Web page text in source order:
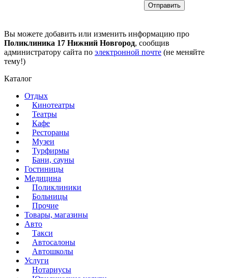
Вы можете добавить или изменить информацию про
Поликлиника 17 Нижний Новгород, сообщив
администратору сайта по электронной почте (не меняйте
тему!)
Каталог
Отдых
Кинотеатры
Театры
Кафе
Рестораны
Музеи
Турфирмы
Бани, сауны
Гостиницы
Медицина
Поликлиники
Больницы
Прочие
Товары, магазины
Авто
Такси
Автосалоны
Автошколы
Услуги
Нотариусы